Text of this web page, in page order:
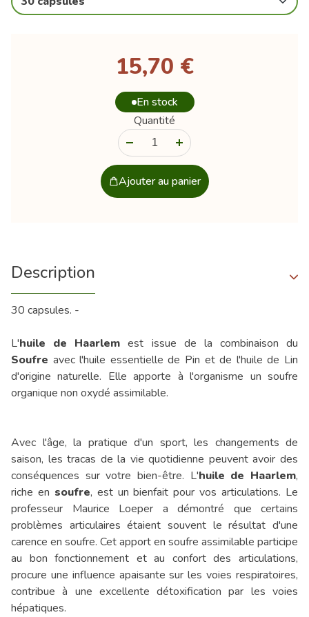
15,70 €
En stock
Quantité
Ajouter au panier
Description
30 capsules. -
L'huile de Haarlem est issue de la combinaison du
Soufre avec l'huile essentielle de Pin et de l'huile de Lin
d'origine naturelle. Elle apporte à l'organisme un soufre
organique non oxydé assimilable.
Avec l'âge, la pratique d'un sport, les changements de
saison, les tracas de la vie quotidienne peuvent avoir des
conséquences sur votre bien-être. L'huile de Haarlem,
riche en soufre, est un bienfait pour vos articulations. Le
professeur Maurice Loeper a démontré que certains
problèmes articulaires étaient souvent le résultat d'une
carence en soufre. Cet apport en soufre assimilable participe
au bon fonctionnement et au confort des articulations,
procure une influence apaisante sur les voies respiratoires,
contribue à une excellente détoxification par les voies
hépatiques.